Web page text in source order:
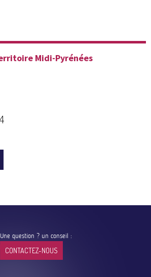
Midi-Pyrénées
Une question ? un conseil :
CONTACTEZ-NOUS